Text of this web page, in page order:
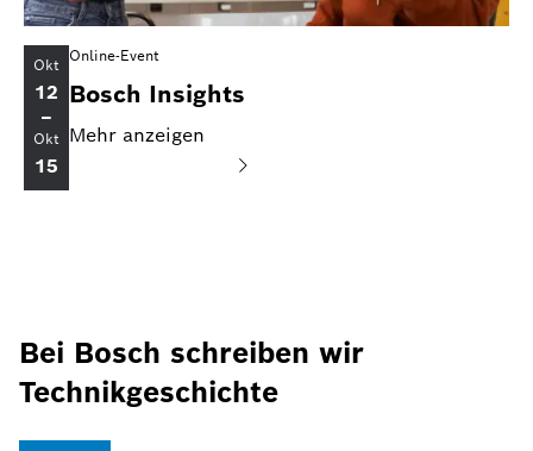
Okt
12
–
Okt
15
Online-Event
Bosch Insights
Mehr anzeigen
Bei Bosch schreiben wir
Technikgeschichte